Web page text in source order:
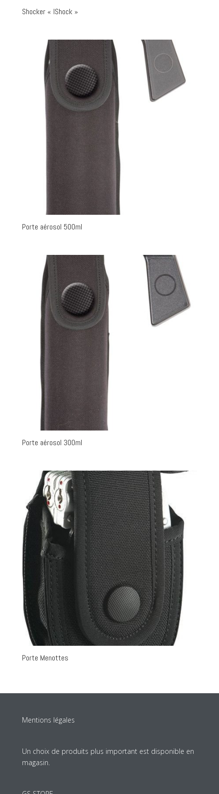
Shocker « IShock »
Porte aérosol 500ml
Porte aérosol 300ml
Porte Menottes
Mentions légales
Un choix de produits plus important est disponible en
magasin.